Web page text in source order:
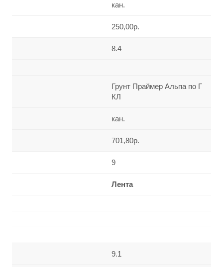
кан.
250,00р.
8.4
Грунт Праймер Альпа по Г
КЛ
кан.
701,80р.
9
Лента
9.1